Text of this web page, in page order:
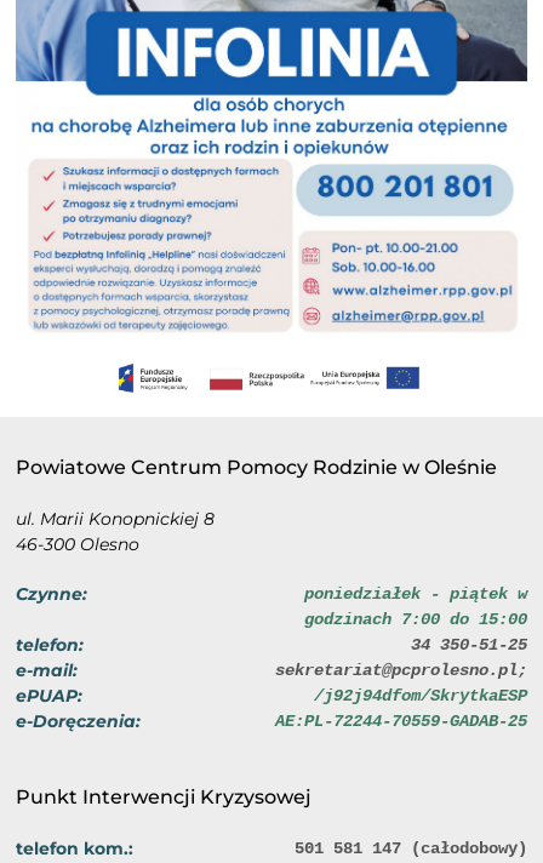
Powiatowe Centrum Pomocy Rodzinie w Oleśnie
ul. Marii Konopnickiej 8
46-300 Olesno
Czynne:
poniedziałek - piątek w
godzinach 7:00 do 15:00
telefon: 34 350-51-25
e-mail: sekretariat@pcprolesno.pl;
ePUAP: /j92j94dfom/SkrytkaESP
e-Doręczenia: AE:PL-72244-70559-GADAB-25
Punkt Interwencji Kryzysowej
telefon kom.: 501 581 147 (całodobowy)